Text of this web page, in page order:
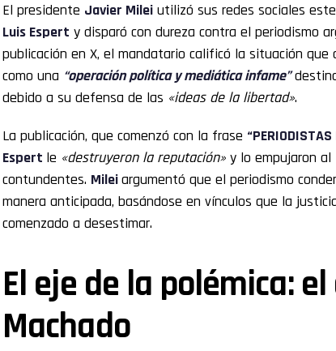
El presidente Javier Milei utilizó sus redes sociales
Luis Espert y disparó con dureza contra el periodismo
publicación en X, el mandatario calificó la situación
como una “operación política y mediática infame”
debido a su defensa de las «ideas de la libertad».
La publicación, que comenzó con la frase “PERIODISTAS
Espert le «destruyeron la reputación» y lo empujaron al
contundentes. Mileiargumentó que el periodismo
manera anticipada, basándose en vínculos que la
comenzado a desestimar.
El eje de la polémica:
Machado